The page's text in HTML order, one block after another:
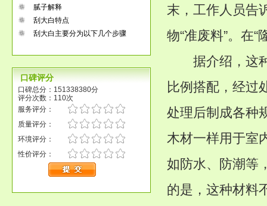
腻子解释
刮大白特点
刮大白主要分为以下几个步骤
口碑评分
口碑总分：151338380分
评分次数：110次
服务评分：
质量评分：
环境评分：
性价评分：
末，工作人员告
物“准废料”。在
据介绍，这种
比例搭配，经过
处理后制成各种
木材一样用于室
如防水、防潮等
的是，这种材料